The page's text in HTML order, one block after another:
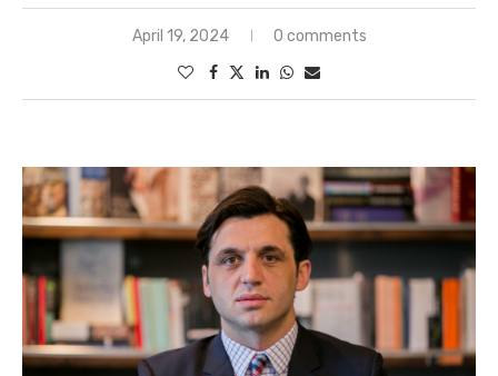
April 19, 2024 0 comments